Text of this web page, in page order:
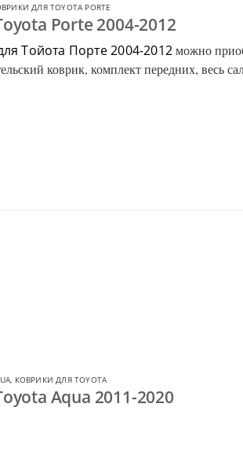
ДЛЯ TOYOTA PORTE
Porte 2004-2012
Тойота Порте 2004-2012можно
коврик, комплект передних, весь
, КОВРИКИ ДЛЯ TOYOTA
Aqua 2011-2020